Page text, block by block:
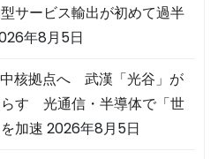
サービス輸出が初めて過半
年8月5日
核拠点へ 武漢「光谷」が
す 光通信・半導体で「世
加速 2026年8月5日